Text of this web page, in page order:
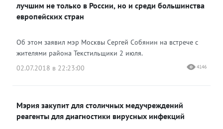
лучшим не только в России, но и среди большинства
европейских стран
Об этом заявил мэр Москвы Сергей Собянин на встрече с
жителями района Текстильщики 2 июля.
02.07.2018 в 22:23:00
4146
Мэрия закупит для столичных медучреждений
реагенты для диагностики вирусных инфекций